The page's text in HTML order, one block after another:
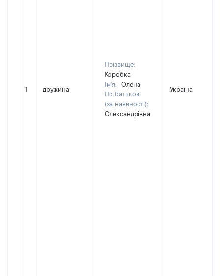
1 дружина
Прізвище:
Коробка
Ім'я:
Олена
По батькові
(за наявності):
Олександрівна
Україна